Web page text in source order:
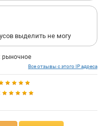
выделить не могу
рыночное
Все отзывы с этого IP адреса